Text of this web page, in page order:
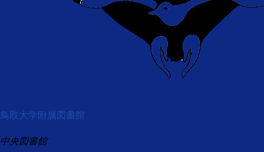
鳥取大学附属図書館
中央図書館